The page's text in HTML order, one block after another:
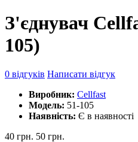
З'єднувач
105)
0 відгуків Написати відгук
Виробник: Cellfast
Модель: 51-105
Наявність: Є в наявності
40 грн. 50 грн.